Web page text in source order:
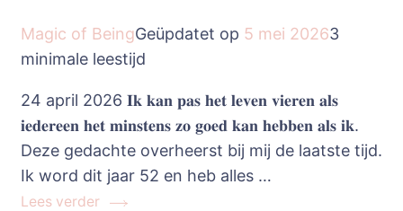
Magic of BeingGeüpdatet op 5 mei 20263
minimale leestijd
24 april 2026 𝐈𝐤 𝐤𝐚𝐧 𝐩𝐚𝐬 𝐡𝐞𝐭 𝐥𝐞𝐯𝐞𝐧 𝐯𝐢𝐞𝐫𝐞𝐧 𝐚𝐥𝐬
𝐢𝐞𝐝𝐞𝐫𝐞𝐞𝐧 𝐡𝐞𝐭 𝐦𝐢𝐧𝐬𝐭𝐞𝐧𝐬 𝐳𝐨 𝐠𝐨𝐞𝐝 𝐤𝐚𝐧 𝐡𝐞𝐛𝐛𝐞𝐧 𝐚𝐥𝐬 𝐢𝐤.
Deze gedachte overheerst bij mij de laatste tijd.
Ik word dit jaar 52 en heb alles …
Lees verder